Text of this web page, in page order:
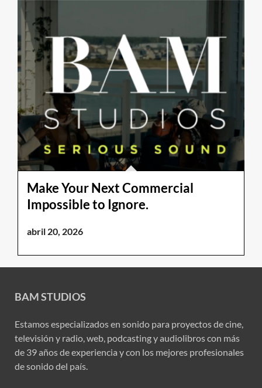
Make Your Next Commercial
Impossible to Ignore.
abril 20, 2026
BAM STUDIOS
Estamos especializados en sonido para proyectos de cine,
televisión y radio, web, podcasting y audiolibros con más
de 39 años de experiencia y con los mejores profesionales
de sonido del país.